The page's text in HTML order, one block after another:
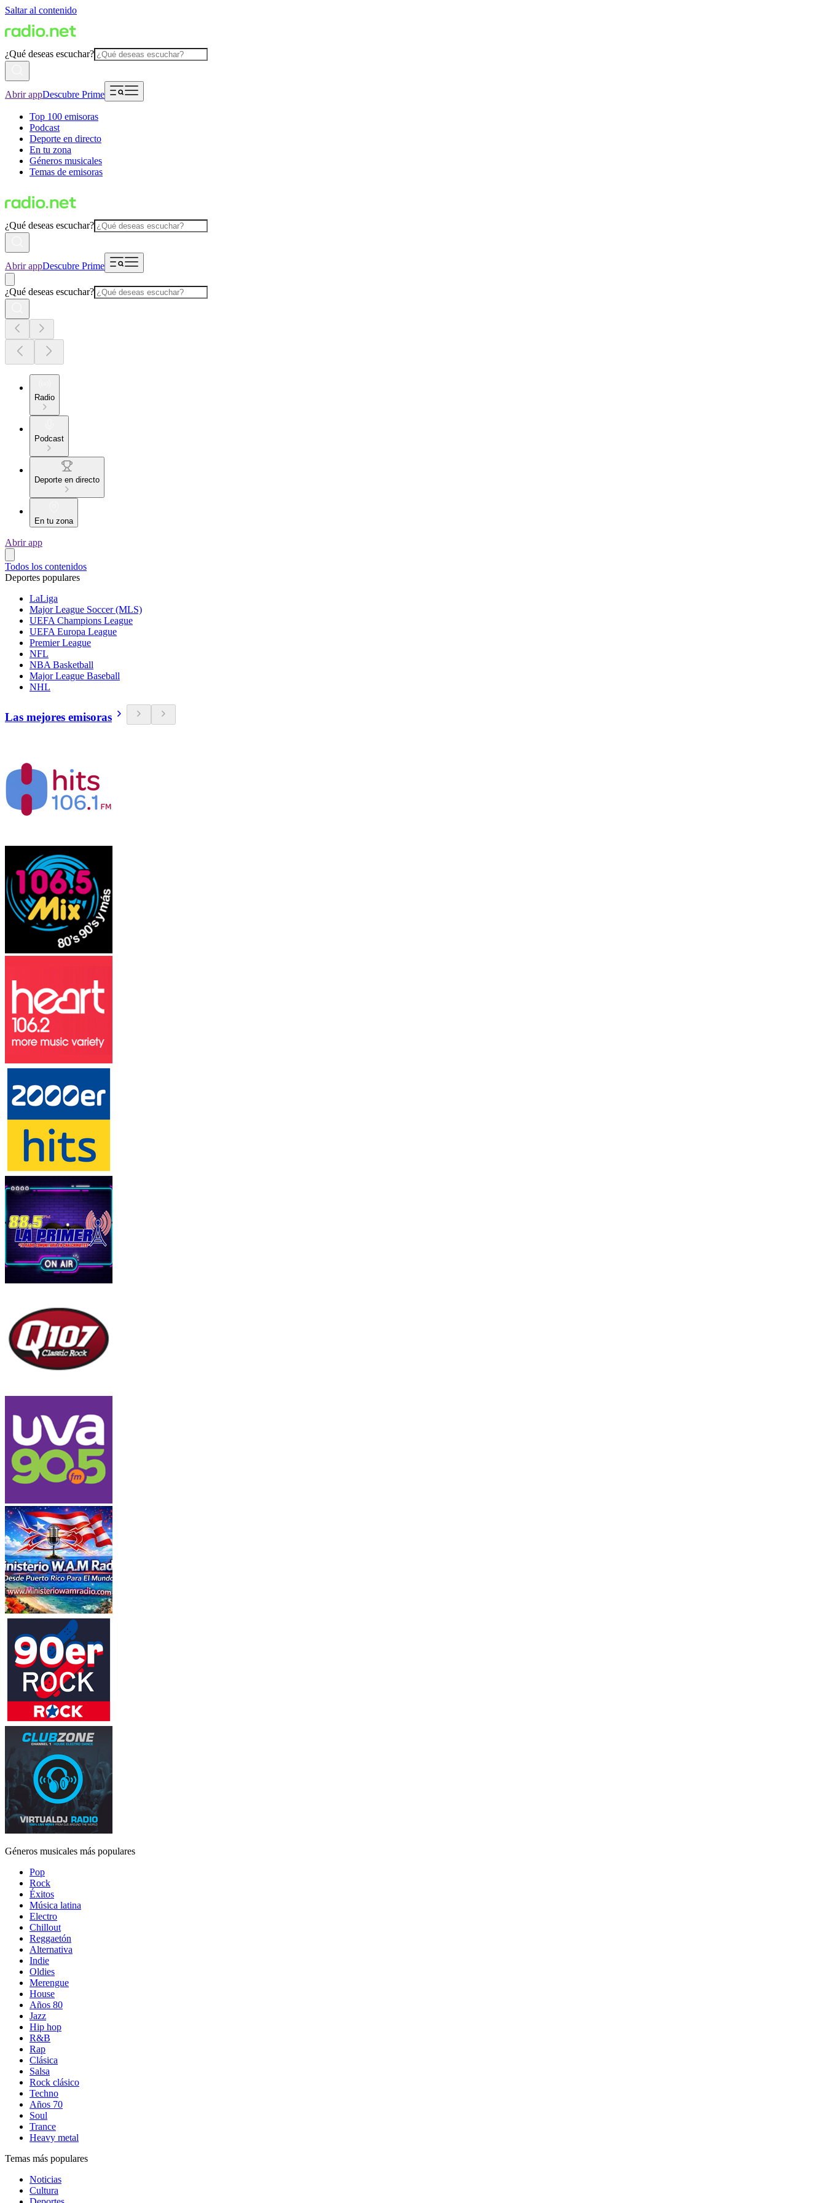
Saltar al contenido
¿Qué deseas escuchar?
Abrir appDescubre Prime
Top 100 emisoras
Podcast
Deporte en directo
En tu zona
Géneros musicales
Temas de emisoras
¿Qué deseas escuchar?
Abrir appDescubre Prime
¿Qué deseas escuchar?
Radio
Podcast
Deporte en directo
En tu zona
Abrir app
Todos los contenidos
Deportes populares
LaLiga
Major League Soccer (MLS)
UEFA Champions League
UEFA Europa League
Premier League
NFL
NBA Basketball
Major League Baseball
NHL
Las mejores emisoras
Géneros musicales más populares
Pop
Rock
Éxitos
Música latina
Electro
Chillout
Reggaetón
Alternativa
Indie
Oldies
Merengue
House
Años 80
Jazz
Hip hop
R&B
Rap
Clásica
Salsa
Rock clásico
Techno
Años 70
Soul
Trance
Heavy metal
Temas más populares
Noticias
Cultura